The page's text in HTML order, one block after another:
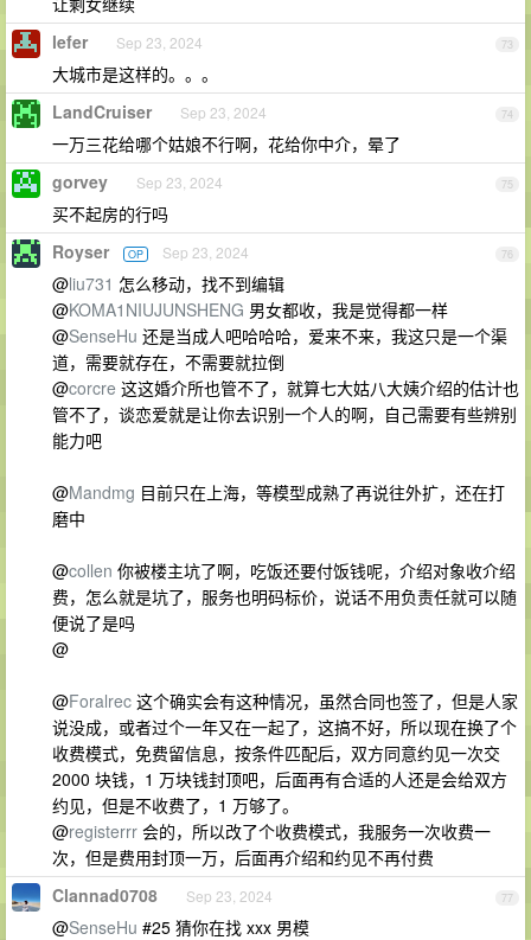
73
lefer Sep 23, 2024
大城市是这样的。。。
74
LandCruiser Sep 23, 2024
一万三花给哪个姑娘不行啊，花给你中介，晕了
75
gorvey Sep 23, 2024
买不起房的行吗
76
Royser OP Sep 23, 2024
@liu731 怎么移动，找不到编辑
@KOMA1NIUJUNSHENG 男女都收，我是觉得都一样
@SenseHu 还是当成人吧哈哈哈，爱来不来，我这只是一个渠
道，需要就存在，不需要就拉倒
@corcre 这这婚介所也管不了，就算七大姑八大姨介绍的估计也
管不了，谈恋爱就是让你去识别一个人的啊，自己需要有些辨别
能力吧
@Mandmg 目前只在上海，等模型成熟了再说往外扩，还在打
磨中
@collen 你被楼主坑了啊，吃饭还要付饭钱呢，介绍对象收介绍
费，怎么就是坑了，服务也明码标价，说话不用负责任就可以随
便说了是吗
@
@Foralrec 这个确实会有这种情况，虽然合同也签了，但是人家
说没成，或者过个一年又在一起了，这搞不好，所以现在换了个
收费模式，免费留信息，按条件匹配后，双方同意约见一次交
2000 块钱，1 万块钱封顶吧，后面再有合适的人还是会给双方
约见，但是不收费了，1 万够了。
@registerrr 会的，所以改了个收费模式，我服务一次收费一
次，但是费用封顶一万，后面再介绍和约见不再付费
77
Clannad0708 Sep 23, 2024
@SenseHu #25 猜你在找 xxx 男模